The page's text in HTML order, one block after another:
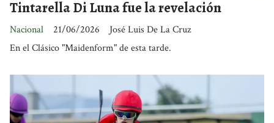
Tintarella Di Luna fue la revelación
José Luis De La Cruz
Nacional
21/06/2026
En el Clásico "Maidenform" de esta tarde.